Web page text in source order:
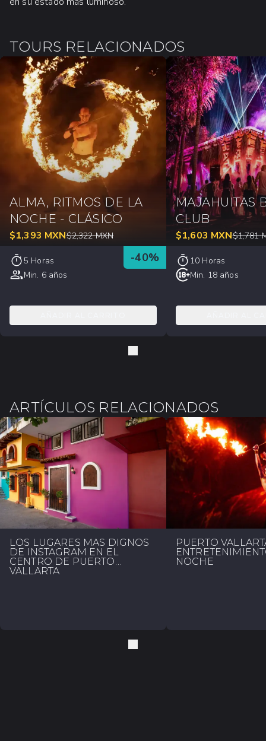
TOURS RELACIONADOS
ALMA, RITMOS DE LA
NOCHE - CLÁSICO
$1,393 MXN$2,322 MXN
-40%
5 Horas
Min. 6 años
MAJAHUITAS
CLUB
$1,603 MXN$1,781
10 Horas
Min. 18 años
ARTÍCULOS RELACIONADOS
LOS LUGARES MÁS DIGNOS
DE INSTAGRAM EN EL
CENTRO DE PUERTO
VALLARTA
PUERTO
NOCHE